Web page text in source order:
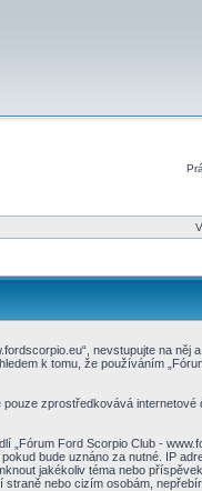
nevstupujte na něj
k tomu, že používáním
pouze zprostředkovává internetové
Ford Scorpio Club -
bude uznáno za nutné. IP
jakékoliv téma nebo
nebo cizím osobám,